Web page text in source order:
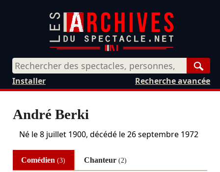
Recherche avancée
Installer
André Berki
Né le8 juillet 1900, décédé le26 septembre 1972
Comédien(3) Chanteur (2)